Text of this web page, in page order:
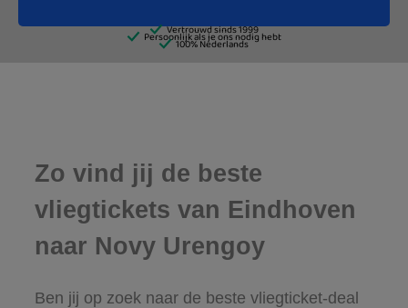
Zo vind jij de beste
vliegtickets van Eindhoven
naar Novy Urengoy
Ben jij op zoek naar de beste vliegticket-deal